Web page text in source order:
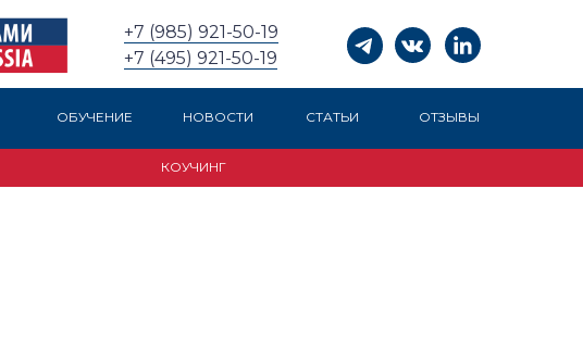
СТАТЬИ
НОВОСТИ
ОБУЧЕНИЕ
КОУЧИНГ
+7 (985) 921-50-19
+7 (495) 921-50-19
ОТЗЫВЫ